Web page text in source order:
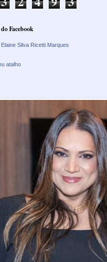
Facebook
Silva Ricetti Marques
atalho